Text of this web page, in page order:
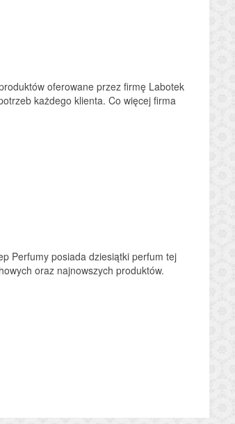
oferowane przez firmę Labotek
każdego klienta. Co więcej firma
Perfumy posiada dziesiątki perfum tej
oraz najnowszych produktów.